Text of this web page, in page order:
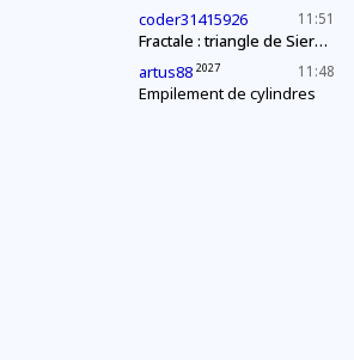
11:51
coder31415926
Fractale : triangle de Sierpinski
11:48
artus88 2027
Empilement de cylindres